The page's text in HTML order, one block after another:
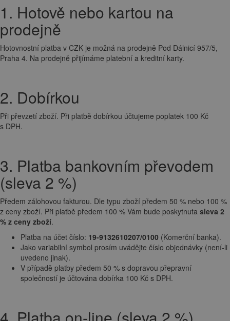
1. Hotově nebo kartou na
prodejně
Hotovnostní platba v CZK je možná na prodejně Pod Dálnicí 957/5,
Praha 4. Na prodejně přijímáme platební a kreditní karty.
2. Dobírkou
Při převzetí zboží. Při platbě dobírkou účtujeme poplatek 100 Kč
s DPH.
3. Platba bankovním převodem
(sleva 2 %)
Předem zálohovou fakturou. Dle typu zboží předem 50 % nebo 100 %
z ceny zboží. Při platbě předem 100 % Vám bude poskytnuta sleva 2
% z ceny zboží.
Platba na účet číslo: 19-9132610207/0100 (Komerční banka).
Jako variabilní symbol prosím uvádějte číslo objednávky (není-li
uvedeno jinak).
V případě platby předem 50 % s dopravou přepravní
společností je účtována dobírka 100 Kč s DPH.